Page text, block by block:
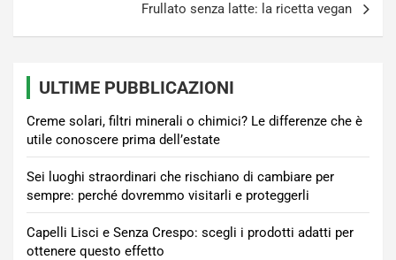
Frullato senza latte: la ricetta vegan
ULTIME PUBBLICAZIONI
Creme solari, filtri minerali o chimici? Le differenze che è
utile conoscere prima dell’estate
Sei luoghi straordinari che rischiano di cambiare per
sempre: perché dovremmo visitarli e proteggerli
Capelli Lisci e Senza Crespo: scegli i prodotti adatti per
ottenere questo effetto